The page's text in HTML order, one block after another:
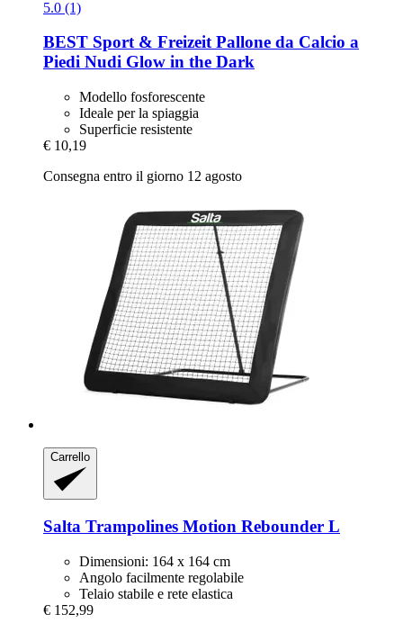
5.0 (1)
BEST Sport & FreizeitPallone da Calcio a
Piedi Nudi Glow in the Dark
Modello fosforescente
Ideale per la spiaggia
Superficie resistente
€ 10,19
Consegna entro il giorno 12 agosto
Carrello
Salta Trampolines Motion Rebounder L
Dimensioni: 164 x 164 cm
Angolo facilmente regolabile
Telaio stabile e rete elastica
€ 152,99